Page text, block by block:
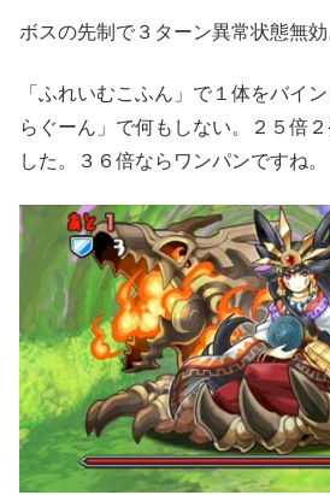
ボスの先制で３ターン異常状態無効
「ふれいむこふん」で１体をバイ
らぐーん」で何もしない。２５倍
した。３６倍ならワンパンですね。